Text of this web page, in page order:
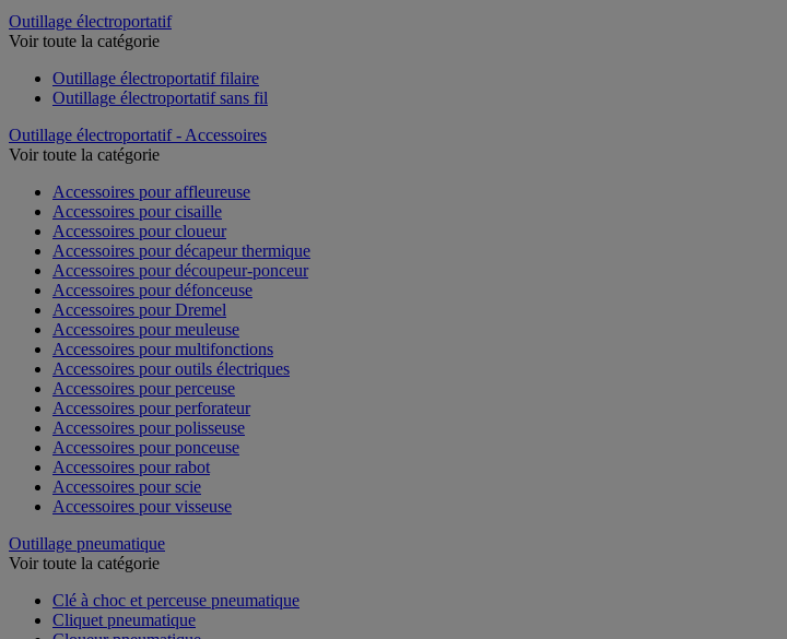
Outillage électroportatif
Voir toute la catégorie
Outillage électroportatif filaire
Outillage électroportatif sans fil
Outillage électroportatif - Accessoires
Voir toute la catégorie
Accessoires pour affleureuse
Accessoires pour cisaille
Accessoires pour cloueur
Accessoires pour décapeur thermique
Accessoires pour découpeur-ponceur
Accessoires pour défonceuse
Accessoires pour Dremel
Accessoires pour meuleuse
Accessoires pour multifonctions
Accessoires pour outils électriques
Accessoires pour perceuse
Accessoires pour perforateur
Accessoires pour polisseuse
Accessoires pour ponceuse
Accessoires pour rabot
Accessoires pour scie
Accessoires pour visseuse
Outillage pneumatique
Voir toute la catégorie
Clé à choc et perceuse pneumatique
Cliquet pneumatique